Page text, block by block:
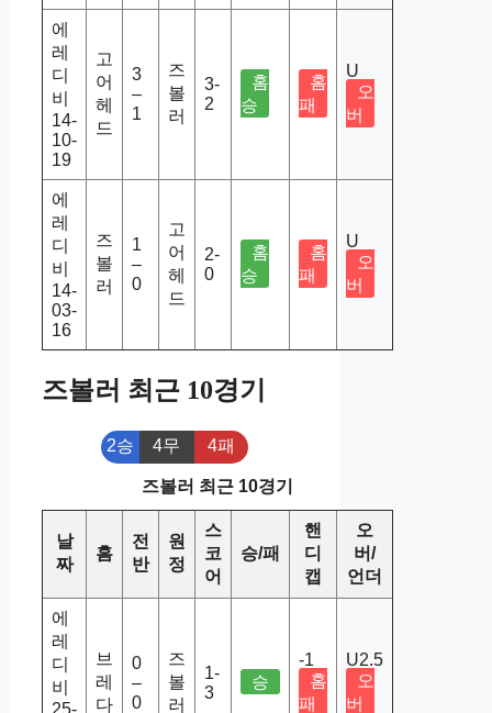
에
레
디
비
14-
10-
19
고
어
헤
드
3
–
1
즈
볼
러
3-
2
홈
승
홈
패
U
오
버
에
레
디
비
14-
03-
16
즈
볼
러
1
–
0
고
어
헤
드
2-
0
홈
승
홈
패
U
오
버
즈볼러 최근 10경기
2승 4무 4패
즈볼러 최근 10경기
날
짜
홈
전
반
원
정
스
코
어
승/패
핸
디
캡
오
버/
언더
에
레
디
비
25-
브
레
다
0
–
0
즈
볼
러
1-
3
승
-1
홈
패
U2.5
오
버